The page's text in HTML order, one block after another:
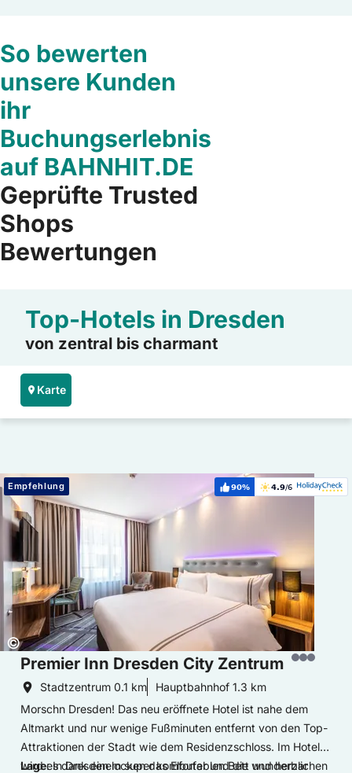
So bewerten
unsere Kunden
ihr
Buchungserlebnis
auf BAHNHIT.DE
Geprüfte Trusted
Shops
Bewertungen
Top-Hotels in Dresden
von zentral bis charmant
Karte
Copyright:
©
Empfehlung Weiterempfehlung:
90% Bewertung:
4.9/6
Premier Inn Dresden City Zentrum
Stadtzentrum 0.1 km Hauptbahnhof 1.3 km
Morschn Dresden! Das neu eröffnete Hotel ist nahe dem
Altmarkt und nur wenige Fußminuten entfernt von den Top-
Attraktionen der Stadt wie dem Residenzschloss. Im Hotel
wird es dank einem super komfortablen Bett und herzlichen
Lage: In Dresden locken das Elbufer und die wunderbar
Hoteldetails: Premier Inn Dresden City Zentrum